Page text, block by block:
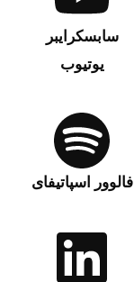
سابسکرایبر
یوتیوب
فالوور اسپاتیفای